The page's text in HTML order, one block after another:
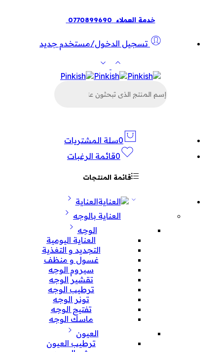
خدمة العملاء 0770899690
تسجيل الدخول/مستخدم جديد
عن
0سلة المشتريات
0قائمة الرغبات
قائمة المنتجات
العناية
العناية بالوجه
الوجه
العناية اليومية
التجديد و التغذية
غسول و منظف
سيروم الوجه
تقشير الوجه
ترطيب الوجه
تونر الوجه
تفتيح الوجه
ماسك الوجه
العيون
ترطيب العيون